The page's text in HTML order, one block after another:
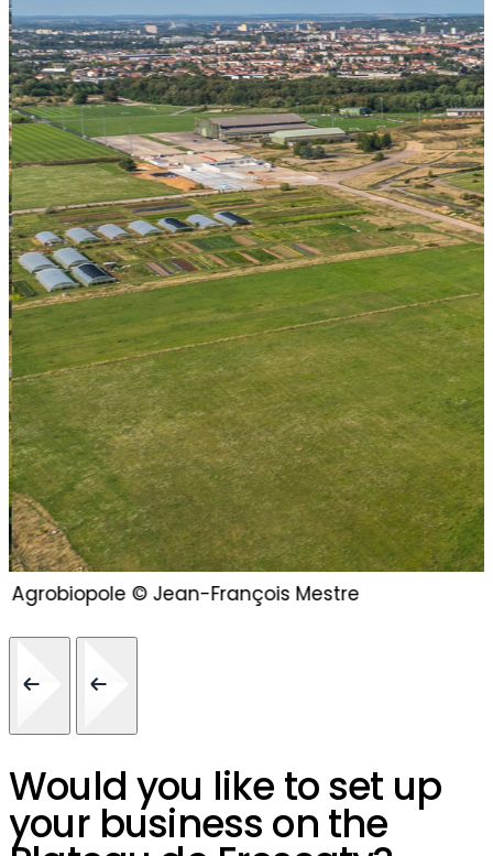
Agrobiopole © Jean-François Mestre
Would you like to set up
your business on the